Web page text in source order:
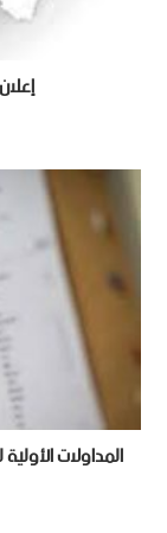
المداولات